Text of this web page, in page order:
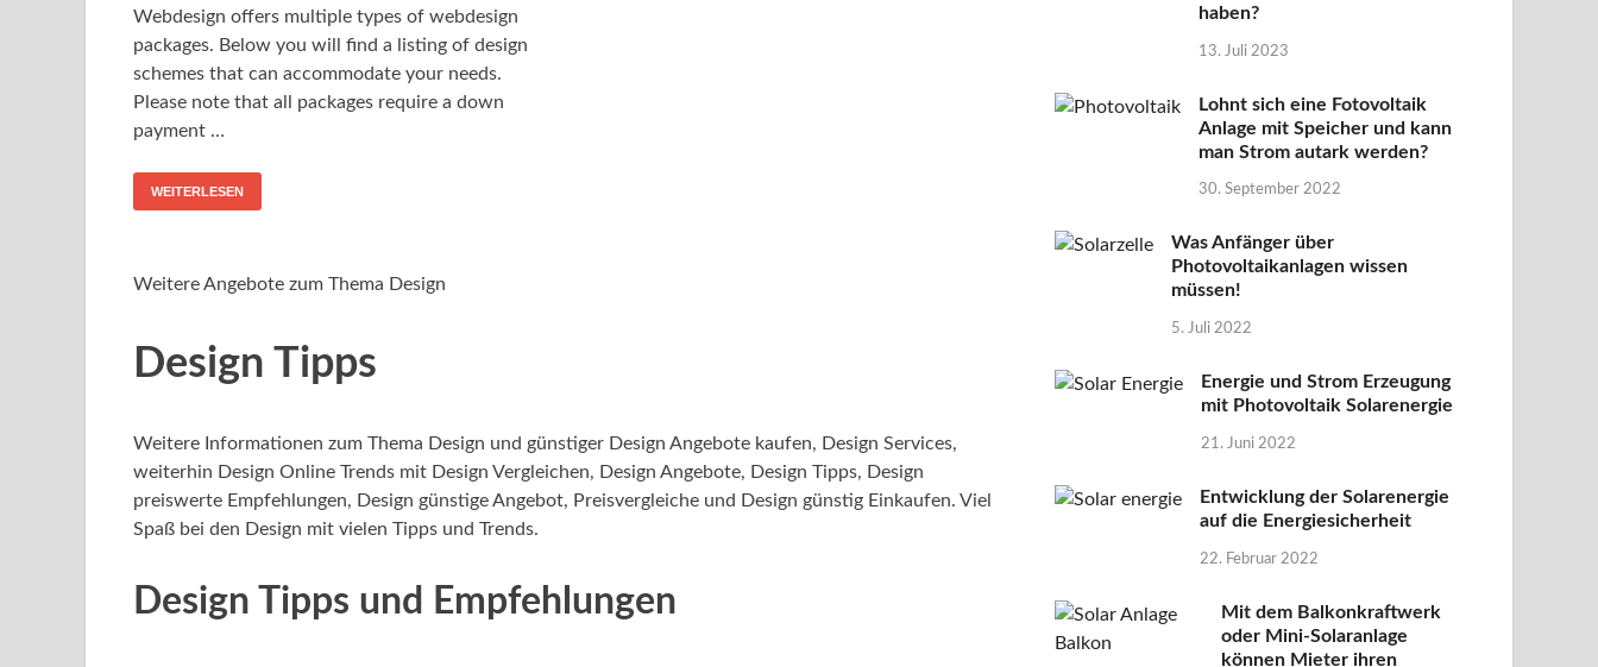
Webdesign offers multiple types of webdesign
packages. Below you will find a listing of design
schemes that can accommodate your needs.
Please note that all packages require a down
payment …
WEITERLESEN
Weitere Angebote zum Thema Design
Design Tipps
Weitere Informationen zum Thema Design und günstiger Design Angebote kaufen, Design Services,
weiterhin Design Online Trends mit Design Vergleichen, Design Angebote, Design Tipps, Design
preiswerte Empfehlungen, Design günstige Angebot, Preisvergleiche und Design günstig Einkaufen. Viel
Spaß bei den Design mit vielen Tipps und Trends.
Design Tipps und Empfehlungen
haben?
13. Juli 2023
Lohnt sich eine Fotovoltaik
Anlage mit Speicher und kann
man Strom autark werden?
30. September 2022
Was Anfänger über
Photovoltaikanlagen wissen
müssen!
5. Juli 2022
Energie und Strom Erzeugung
mit Photovoltaik Solarenergie
21. Juni 2022
Entwicklung der Solarenergie
auf die Energiesicherheit
22. Februar 2022
Mit dem Balkonkraftwerk
oder Mini-Solaranlage
können Mieter ihren